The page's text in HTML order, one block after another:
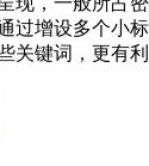
过增设多个小
关键词，更有